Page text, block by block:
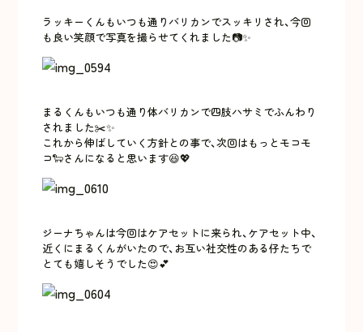
ラッキーくんもいつも通りバリカンでスッキリされ、今回
も良い笑顔で写真を撮らせてくれました📷✨
まるくんもいつも通り体バリカンで四肢ハサミでふんわり
されました✂️✨
これから伸ばしていく方針との事で、次回はもっとモコモ
コ🐑さんになると思います😆💖
ジーナちゃんは今回はケアセットに来られ、ケアセット中、
近くにまるくんがいたので、お互い社交性のある仔たちで
とても嬉しそうでした😍💕